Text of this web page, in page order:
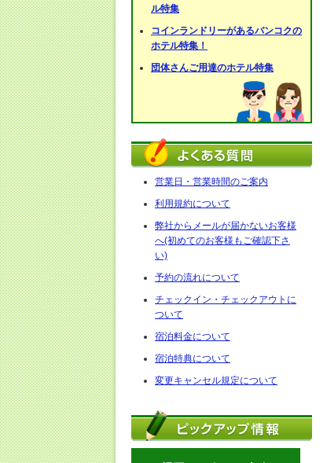
ル特集
コインランドリーがあるバンコクの
ホテル特集！
団体さんご用達のホテル特集
営業日・営業時間のご案内
利用規約について
弊社からメールが届かないお客様
へ(初めてのお客様もご確認下さ
い)
予約の流れについて
チェックイン・チェックアウトに
ついて
宿泊料金について
宿泊特典について
変更キャンセル規定について